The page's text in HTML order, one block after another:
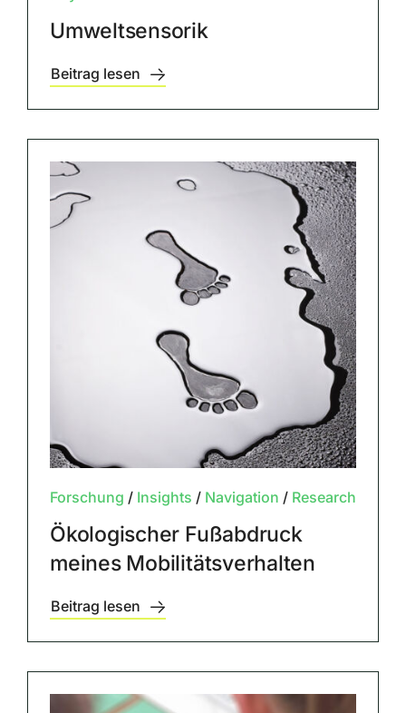
Umweltsensorik
Beitrag lesen
Forschung / Insights / Navigation / Research
Ökologischer Fußabdruck
meines Mobilitätsverhalten
Beitrag lesen